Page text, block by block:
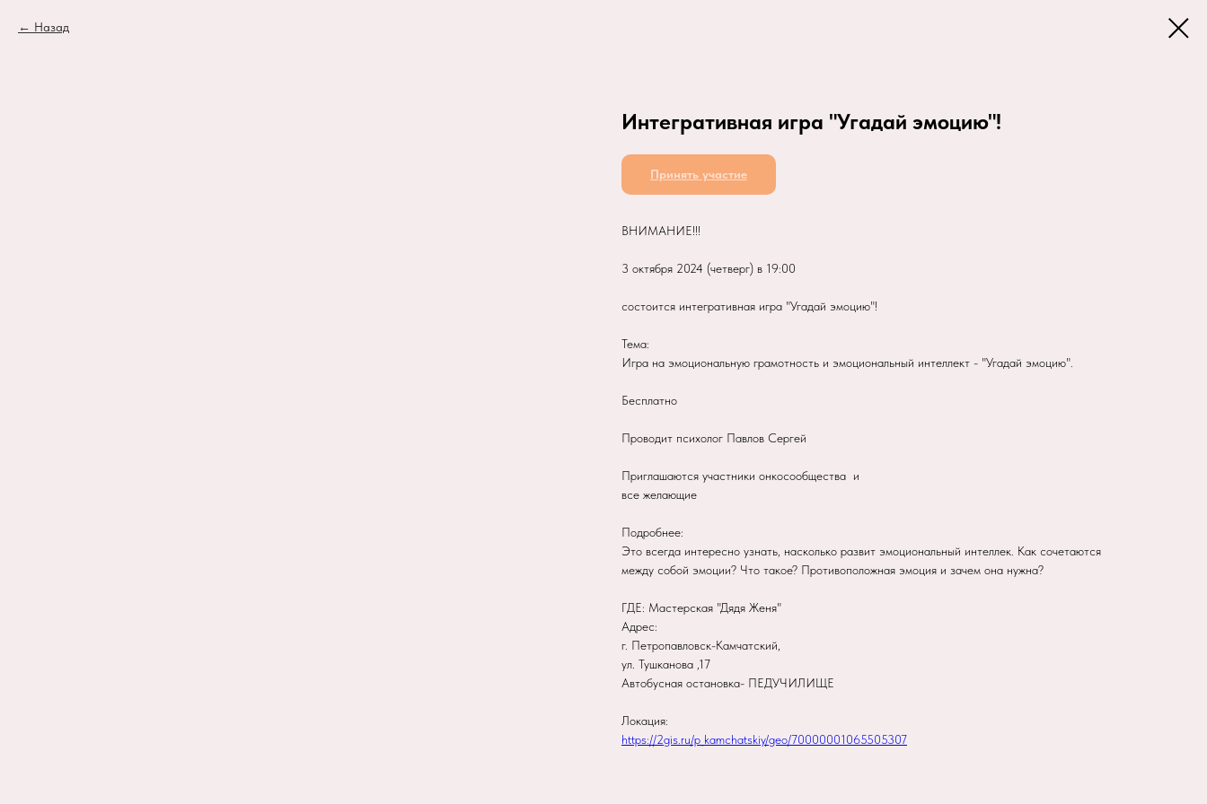
Назад
Интегративная игра "Угадай эмоцию"!
Принять участие
ВНИМАНИЕ!!!
3 октября 2024 (четверг) в 19:00
состоится интегративная игра "Угадай эмоцию"!
Тема:
Игра на эмоциональную грамотность и эмоциональный интеллект - "Угадай эмоцию".
Бесплатно
Проводит психолог Павлов Сергей
Приглашаются участники онкосообщества и
все желающие
Подробнее:
Это всегда интересно узнать, насколько развит эмоциональный интеллек. Как сочетаются
между собой эмоции? Что такое? Противоположная эмоция и зачем она нужна?
ГДЕ: Мастерская "Дядя Женя"
Адрес:
г. Петропавловск-Камчатский,
ул. Тушканова ,17
Автобусная остановка- ПЕДУЧИЛИЩЕ
Локация:
https://2gis.ru/p_kamchatskiy/geo/70000001065505307